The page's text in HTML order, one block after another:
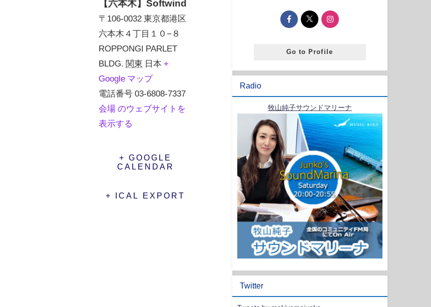
【六本木】Softwind
〒106-0032 東京都港区
六本木４丁目１０−８
ROPPONGI PARLET
BLDG.
関東 日本 +
Google マップ
電話番号 03-6808-7337
会場 のウェブサイトを
表示する
+ GOOGLE
CALENDAR
+ ICAL EXPORT
Go to Profile
Radio
牧山純子サウンドマリーナ
Twitter